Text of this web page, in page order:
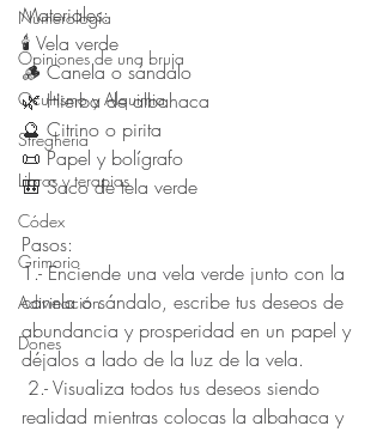
Numerología
Opiniones de una bruja
Ocultismo y Alquimia
Stregheria
Libros y terapias
Códex
Grimorio
Adivinación
Dones
Materiales:
🕯️ Vela verde
🪵 Canela o sándalo
🌿 Hierba de albahaca
🔮 Citrino o pirita
📜 Papel y bolígrafo
🎒 Saco de tela verde
Pasos:
1.- Enciende una vela verde junto con la
canela o sándalo, escribe tus deseos de
abundancia y prosperidad en un papel y
déjalos a lado de la luz de la vela.
realidad mientras colocas la albahaca y